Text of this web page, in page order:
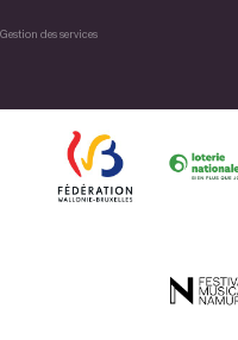
Gestion des services